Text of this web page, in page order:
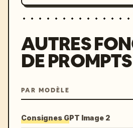
AUTRES
DE PROMPTS
PAR MODÈLE
Consignes GPT Image 2